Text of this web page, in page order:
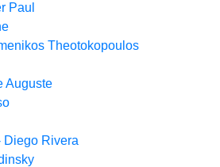
Paul
Theotokopoulos
Auguste
Diego Rivera